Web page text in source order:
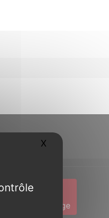
un message
X Masquer le